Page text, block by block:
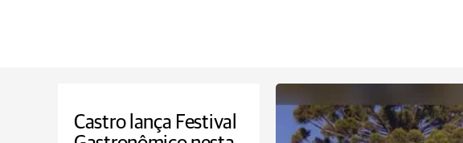
Castro lança Festival